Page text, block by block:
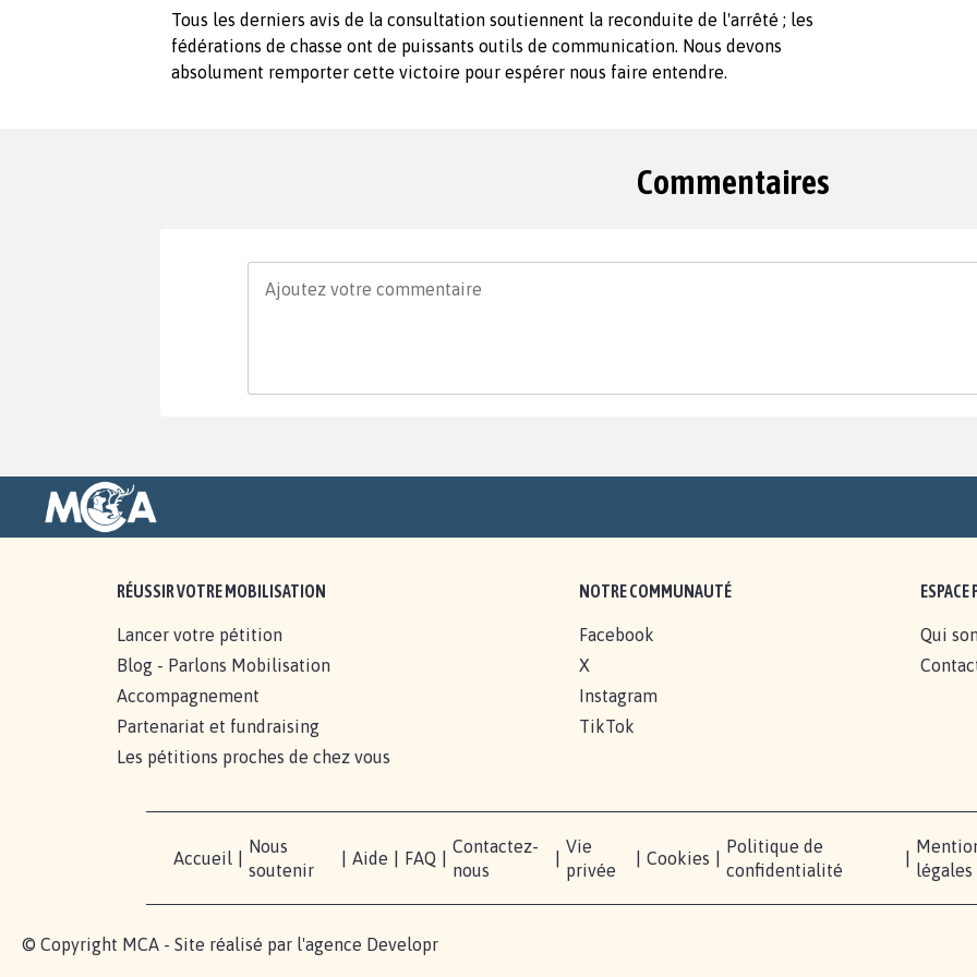
Tous les derniers avis de la consultation soutiennent la reconduite de l'arrêté ; les
fédérations de chasse ont de puissants outils de communication. Nous devons
absolument remporter cette victoire pour espérer nous faire entendre.
Commentaires
RÉUSSIR VOTRE MOBILISATION
Lancer votre pétition
Blog - Parlons Mobilisation
Accompagnement
Partenariat et fundraising
Les pétitions proches de chez vous
NOTRE COMMUNAUTÉ
Facebook
X
Instagram
TikTok
ESPACE
Qui
Accueil
Nous
soutenir
Aide FAQ
Contactez-
nous
Vie
privée
Cookies
Politique de
confidentialité
légales
© Copyright MCA - Site réalisé par l'agence Developr